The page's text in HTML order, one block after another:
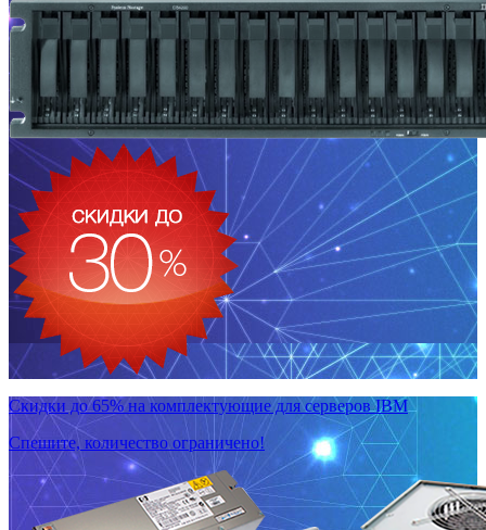
Скидки до 65% на комплектующие для серверов IBM
Спешите, количество ограничено!